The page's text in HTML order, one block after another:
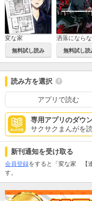
変な家
無料試し読み 無料試し読
読み方を選択
アプリで読む
専用アプリのダウ
サクサクまんがを
新刊通知を受け取る
会員登録をすると「変な家 【
す。